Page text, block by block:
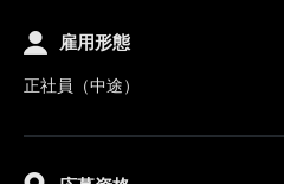
雇用形態
正社員（中途）